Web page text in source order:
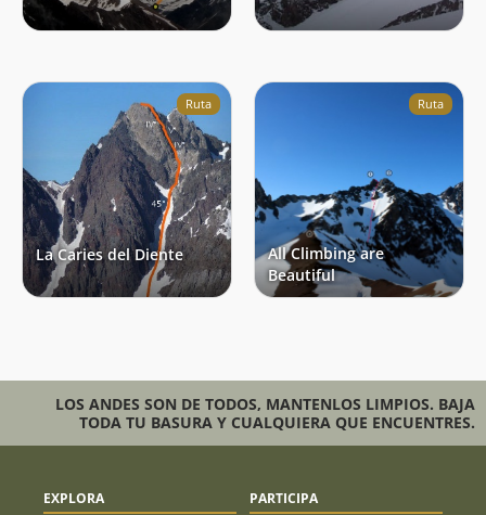
Ruta
La Caries del Diente
Ruta
All Climbing are
Beautiful
LOS ANDES SON DE TODOS, MANTENLOS LIMPIOS. BAJA
TODA TU BASURA Y CUALQUIERA QUE ENCUENTRES.
EXPLORA PARTICIPA